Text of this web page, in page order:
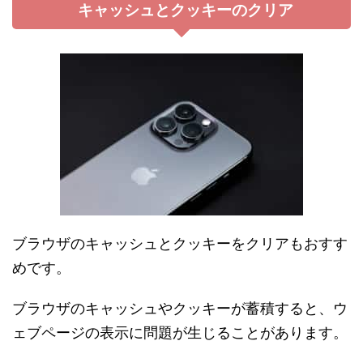
キャッシュとクッキーのクリア
ブラウザのキャッシュとクッキーをクリアもおすす
めです。
ブラウザのキャッシュやクッキーが蓄積すると、ウ
ェブページの表示に問題が生じることがあります。